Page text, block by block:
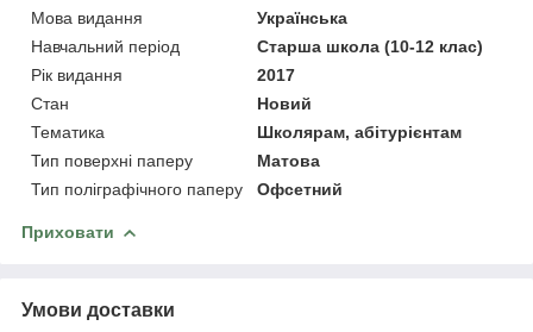
Мова видання
Українська
Навчальний період
Старша школа (10-12 клас)
Рік видання
2017
Стан
Новий
Тематика
Школярам, абітурієнтам
Тип поверхні паперу
Матова
Тип поліграфічного паперу
Офсетний
Приховати
Умови доставки